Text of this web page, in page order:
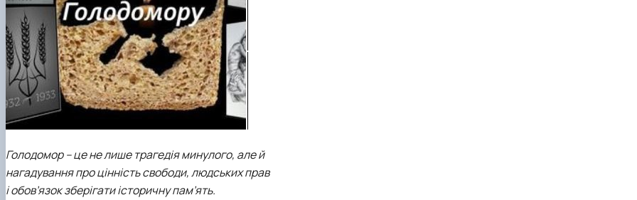
Голодомор – це не лише трагедія минулого, але й
нагадування про цінність свободи, людських прав
і обов’язок зберігати історичну пам’ять.